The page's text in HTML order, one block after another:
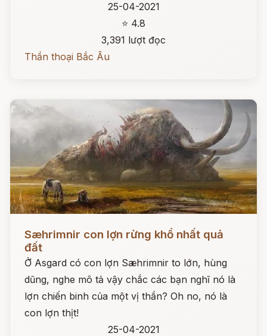
25-04-2021
⭐ 4.8
3,391 lượt đọc
Thần thoại Bắc Âu
Sæhrimnir con lợn rừng khổ nhất quả
đất
Ở Asgard có con lợn Sæhrimnir to lớn, hùng
dũng, nghe mô tả vậy chắc các bạn nghĩ nó là
lợn chiến binh của một vị thần? Oh no, nó là
con lợn thịt!
25-04-2021